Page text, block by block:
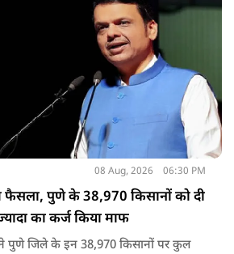
08 Aug, 2026 06:30 PM
फैसला, पुणे के 38,970 किसानों को दी
का कर्ज किया माफ
पुणे जिले के इन 38,970 किसानों पर कुल